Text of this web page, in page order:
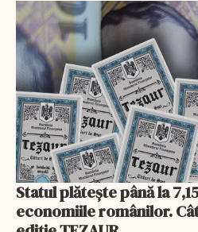
Statul plătește până la
economiile românilor.